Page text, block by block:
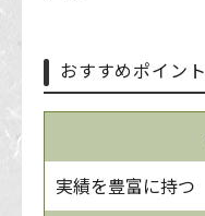
おすすめポイント
実績を豊富に持つ